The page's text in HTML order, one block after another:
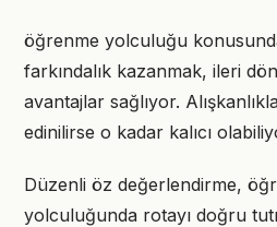
öğrenme yolculuğu
farkındalık kazanmak, ileri
avantajlar sağlıyor.
edinilirse o kadar kalıcı
Düzenli öz değerlendirme,
yolculuğunda rotayı doğru